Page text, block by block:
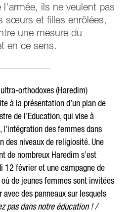
l'armée, ils ne veulent pas
sœurs et filles enrôlées,
une mesure du
en ce sens.
orthodoxes (Haredim)
à la présentation d’un plan de
de l’Education, qui vise à
l’intégration des femmes dans
des niveaux de religiosité. Une
de nombreux Haredim s’est
12 février et une campagne de
de jeunes femmes sont invitées
des panneaux sur lesquels
pas dans notre éducation ! /